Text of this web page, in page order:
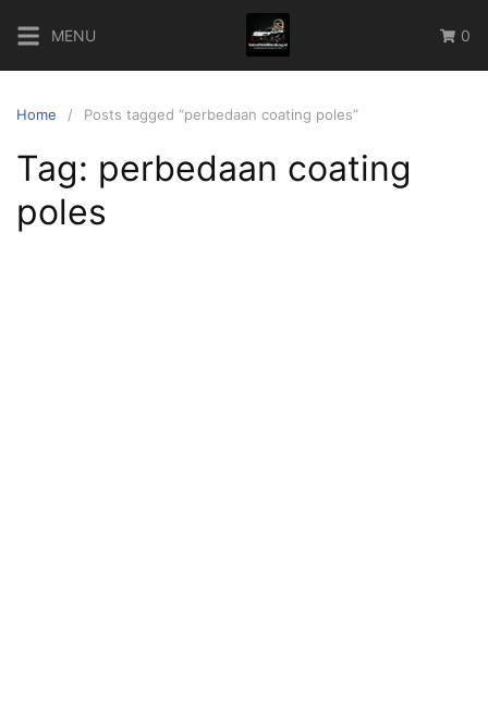
content
MENU 0
Home Posts tagged “perbedaan coating poles”
Tag: perbedaan coating
poles